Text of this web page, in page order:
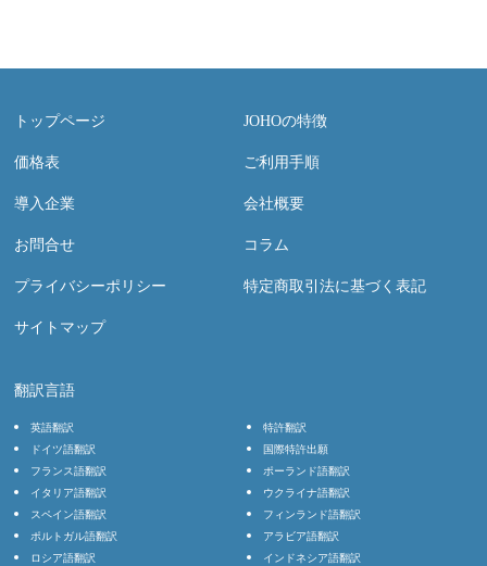
トップページ JOHOの特徴
価格表 ご利用手順
導入企業 会社概要
お問合せ コラム
プライバシーポリシー 特定商取引法に基づく表記
サイトマップ
翻訳言語
英語翻訳
ドイツ語翻訳
フランス語翻訳
イタリア語翻訳
スペイン語翻訳
ポルトガル語翻訳
ロシア語翻訳
特許翻訳
国際特許出願
ポーランド語翻訳
ウクライナ語翻訳
フィンランド語翻訳
アラビア語翻訳
インドネシア語翻訳